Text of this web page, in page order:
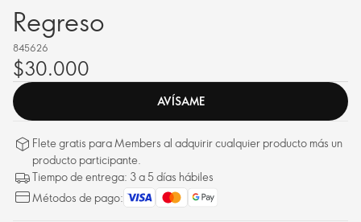
Regreso
845626
$30.000
AVÍSAME
Flete gratis para Members al adquirir cualquier producto más un
producto participante.
Tiempo de entrega: 3 a 5 días hábiles
Métodos de pago: